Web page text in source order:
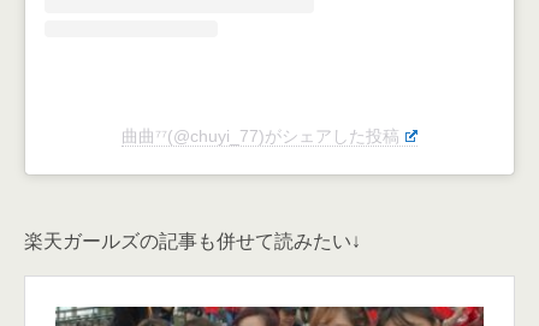
曲曲⁷⁷(@chuyi_77)がシェアした投稿
楽天ガールズの記事も併せて読みたい↓